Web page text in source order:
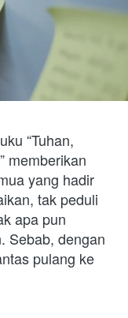
“Tuhan,
memberikan
yang hadir
tak peduli
apa pun
Sebab, dengan
pulang ke